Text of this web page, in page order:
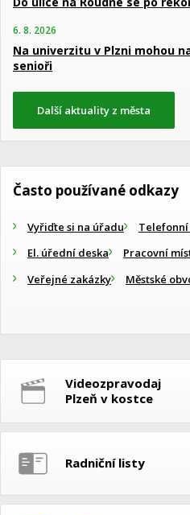
6. 8. 2026
Na univerzitu v Plzni mohou
senioři
Další aktuality z města
Často používané odkazy
Vyřiďte si na úřadu
El. úřední deska
Pracovní
Veřejné zakázky
Městské
Videozpravodaj
Plzeň v kostce
Radniční listy